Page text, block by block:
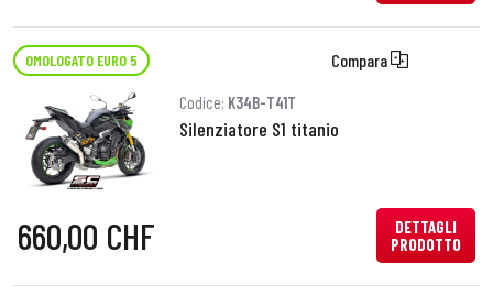
OMOLOGATO EURO 5 Compara
Codice: K34B-T41T
Silenziatore S1 titanio
660,00 CHF
DETTAGLI
PRODOTTO